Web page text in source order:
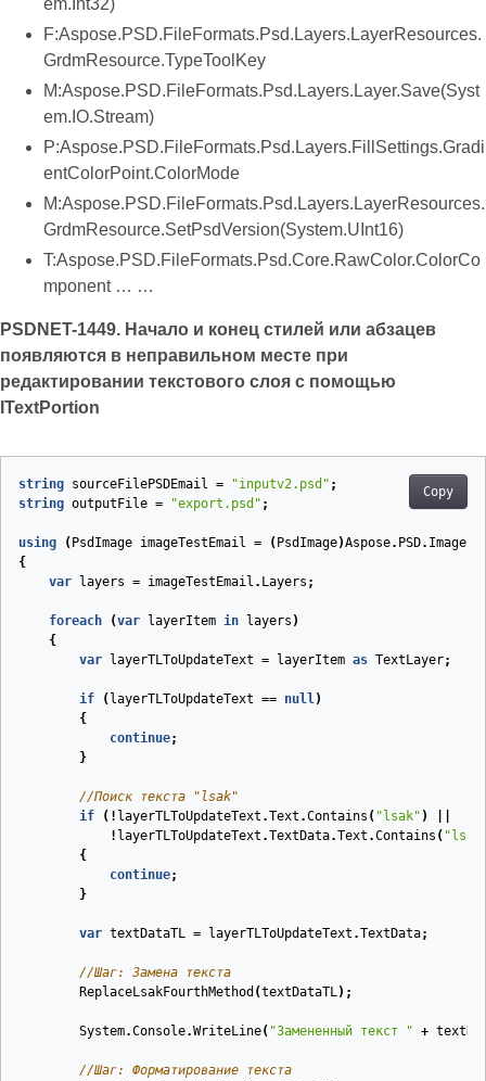
em.Int32)
F:Aspose.PSD.FileFormats.Psd.Layers.LayerResources.
GrdmResource.TypeToolKey
M:Aspose.PSD.FileFormats.Psd.Layers.Layer.Save(Syst
em.IO.Stream)
P:Aspose.PSD.FileFormats.Psd.Layers.FillSettings.Gradi
entColorPoint.ColorMode
M:Aspose.PSD.FileFormats.Psd.Layers.LayerResources.
GrdmResource.SetPsdVersion(System.UInt16)
T:Aspose.PSD.FileFormats.Psd.Core.RawColor.ColorCo
mponent … …
PSDNET-1449. Начало и конец стилей или абзацев
появляются в неправильном месте при
редактировании текстового слоя с помощью
ITextPortion
Copy
string sourceFilePSDEmail = "inputv2.psd" ;
string outputFile = "export.psd" ;
using ( PsdImage imageTestEmail = ( PsdImage)Aspose. PSD. Image
{
var
layers = imageTestEmail . Layers ;
foreach (var layerItem in layers )
{
var
layerTLToUpdateText = layerItem as TextLayer;
if ( layerTLToUpdateText == null)
{
continue;
}
//Поиск текста "lsak"
if
(! layerTLToUpdateText .Text .Contains ( "lsak" )
! layerTLToUpdateText .TextData.Text .Contains (
{
continue;
}
var textDataTL = layerTLToUpdateText .TextData;
//Шаг: Замена текста
ReplaceLsakFourthMethod (textDataTL);
System.Console.WriteLine( "Замененный текст " +
//Шаг: Форматирование текста